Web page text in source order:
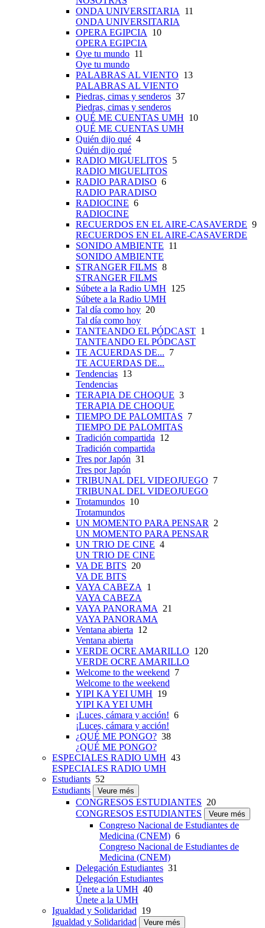
ONDA UNIVERSITARIA
11
ONDA UNIVERSITARIA
OPERA EGIPCIA
10
OPERA EGIPCIA
Oye tu mundo 11
Oye tu mundo
PALABRAS AL VIENTO 13
PALABRAS AL VIENTO
Piedras, cimas y senderos 37
Piedras, cimas y senderos
QUÉ ME CUENTAS UMH 10
QUÉ ME CUENTAS UMH
Quién dijo qué 4
Quién dijo qué
RADIO MIGUELITOS 5
RADIO MIGUELITOS
RADIO PARADISO 6
RADIO PARADISO
RADIOCINE 6
RADIOCINE
RECUERDOS EN EL AIRE-CASAVERDE 9
RECUERDOS EN EL AIRE-CASAVERDE
SONIDO AMBIENTE 11
SONIDO AMBIENTE
STRANGER FILMS 8
STRANGER FILMS
Súbete a la Radio UMH 125
Súbete a la Radio UMH
Tal día como hoy 20
Tal día como hoy
TANTEANDO EL PÓDCAST 1
TANTEANDO EL PÓDCAST
TE ACUERDAS DE... 7
TE ACUERDAS DE...
Tendencias 13
Tendencias
TERAPIA DE CHOQUE 3
TERAPIA DE CHOQUE
TIEMPO DE PALOMITAS 7
TIEMPO DE PALOMITAS
Tradición compartida 12
Tradición compartida
Tres por Japón 31
Tres por Japón
TRIBUNAL DEL VIDEOJUEGO 7
TRIBUNAL DEL VIDEOJUEGO
Trotamundos 10
Trotamundos
UN MOMENTO PARA PENSAR
2
UN MOMENTO PARA PENSAR
UN TRIO DE CINE 4
UN TRIO DE CINE
VA DE BITS 20
VA DE BITS
VAYA CABEZA
1
VAYA CABEZA
VAYA PANORAMA
21
VAYA PANORAMA
Ventana abierta 12
Ventana abierta
VERDE OCRE AMARILLO 120
VERDE OCRE AMARILLO
Welcome to the weekend 7
Welcome to the weekend
YIPI KA YEI UMH 19
YIPI KA YEI UMH
¡Luces, cámara y acción! 6
¡Luces, cámara y acción!
¿QUÉ ME PONGO? 38
¿QUÉ ME PONGO?
ESPECIALES RADIO UMH 43
ESPECIALES RADIO UMH
Estudiants 52
Estudiants
Veure més
CONGRESOS ESTUDIANTES 20
CONGRESOS ESTUDIANTES
Veure més
Congreso Nacional de Estudiantes de
Medicina (CNEM) 6
Congreso Nacional de Estudiantes de
Medicina (CNEM)
Delegación Estudiantes 31
Delegación Estudiantes
Únete a la UMH 40
Únete a la UMH
Igualdad y Solidaridad 19
Igualdad y Solidaridad
Veure més